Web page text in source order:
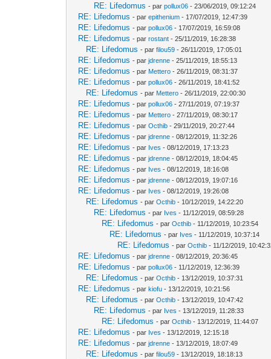
RE: Lifedomus - parpollux06 - 23/06/2019, 09:12:24
RE: Lifedomus - parepithenium - 17/07/2019, 12:47:39
RE: Lifedomus - parpollux06 - 17/07/2019, 16:59:08
RE: Lifedomus - parrostant - 25/11/2019, 16:28:38
RE: Lifedomus - parfilou59 - 26/11/2019, 17:05:01
RE: Lifedomus - parjdrenne - 25/11/2019, 18:55:13
RE: Lifedomus - par Mettero - 26/11/2019, 08:31:37
RE: Lifedomus - parpollux06 - 26/11/2019, 18:41:52
RE: Lifedomus - par Mettero - 26/11/2019, 22:00:30
RE: Lifedomus - parpollux06 - 27/11/2019, 07:19:37
RE: Lifedomus - par Mettero - 27/11/2019, 08:30:17
RE: Lifedomus - parOcthib - 29/11/2019, 20:27:44
RE: Lifedomus - parjdrenne - 08/12/2019, 11:32:26
RE: Lifedomus - par Ives - 08/12/2019, 17:13:23
RE: Lifedomus - parjdrenne - 08/12/2019, 18:04:45
RE: Lifedomus - par Ives - 08/12/2019, 18:16:08
RE: Lifedomus - parjdrenne - 08/12/2019, 19:07:16
RE: Lifedomus - par Ives - 08/12/2019, 19:26:08
RE: Lifedomus - parOcthib - 10/12/2019, 14:22:20
RE: Lifedomus - par Ives - 11/12/2019, 08:59:28
RE: Lifedomus - parOcthib - 11/12/2019, 10:23:54
RE: Lifedomus - par Ives - 11/12/2019, 10:37:14
RE: Lifedomus - parOcthib - 11/12/2019,
RE: Lifedomus - parjdrenne - 08/12/2019, 20:36:45
RE: Lifedomus - parpollux06 - 11/12/2019, 12:36:39
RE: Lifedomus - parOcthib - 13/12/2019, 10:37:31
RE: Lifedomus - parkiofu - 13/12/2019, 10:21:56
RE: Lifedomus - parOcthib - 13/12/2019, 10:47:42
RE: Lifedomus - par Ives - 13/12/2019, 11:28:33
RE: Lifedomus - parOcthib - 13/12/2019, 11:44:07
RE: Lifedomus - par Ives - 13/12/2019, 12:15:18
RE: Lifedomus - parjdrenne - 13/12/2019, 18:07:49
RE: Lifedomus - parfilou59 - 13/12/2019, 18:18:13